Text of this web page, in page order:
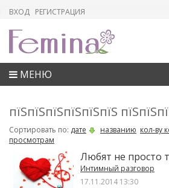
ВХОД РЕГИСТРАЦИЯ
МЕНЮ
пїЅпїЅпїЅпїЅпїЅпїЅ
Сортировать по: дате названию кол-ву
просмотрам
Любят не просто
Интимный разговор
17.11.2014 13:30